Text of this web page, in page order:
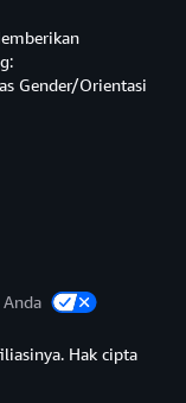
Gender/Orientasi
Hak cipta